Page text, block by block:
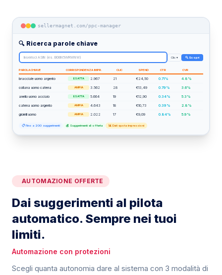
sellermagnet.com/ppc-manager
🔍 Ricerca parole chiave
Inserisci ASIN (es. B08N5WRWNW) Clic ▾ 🔍 Scopri
PAROLA CHIAVE CORRISPONDENZA IMPR. CLIC SPEND CTR CVR
bracciale uomo argento ESATTA 2.967 21 €24,50 0.71%
4.8%
collana uomo catena
AMPIA 3.562 28 €13,49 0.79%
3.6%
anello uomo acciaio
ESATTA 5.664 19 €12,90 0.34%
5.3%
catena uomo argento
AMPIA 4.643 18 €10,73 0.39%
2.8%
gioielli uomo
AMPIA 2.022 17 €9,09 0.84% 5.9%
📋 Fino a 200 suggerimenti 💰 Suggerimenti di offerta 📊 Dati quota impressioni
AUTOMAZIONE OFFERTE
Dai suggerimenti al pilota
automatico. Sempre nei tuoi
limiti.
Automazione con protezioni
Scegli quanta autonomia dare al sistema con 3 modalità di